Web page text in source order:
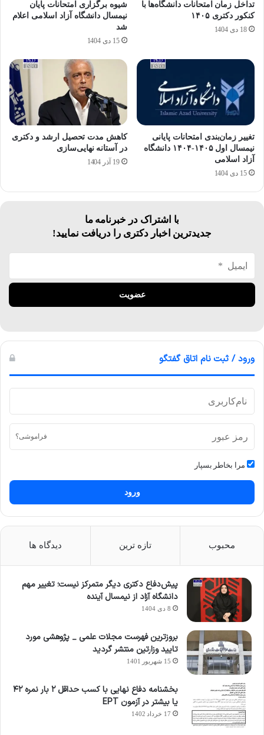
تداخل زمان امتحانات دانشگاه‌ها با
کنکور دکتری ۱۴۰۵
18 دی 1404
شیوه برگزاری امتحانات پایان
نیمسال دانشگاه آزاد اسلامی اعلام
شد
15 دی 1404
تغییر زمان‌بندی امتحانات پایانی
نیمسال اول ۱۴۰۵-۱۴۰۴ دانشگاه
آزاد اسلامی
15 دی 1404
کاهش مدت تحصیل ارشد و دکتری
در آستانه نهایی‌سازی
19 آذر 1404
با اشتراک در خبرنامه ما
جدیدترین اخبار دکتری را دریافت نمایید!
ورود / ثبت نام اتاق گفتگو
فراموشی؟
مرا بخاطر بسپار
ورود
محبوب تازه ترین دیدگاه ها
پیش‌دفاع دکتری دیگر متمرکز نیست؛ تغییر مهم
دانشگاه آزاد از نیمسال آینده
8 دی 1404
بروزترین فهرست مجلات علمی _ پژوهشی مورد
تایید وزارتین منتشر گردید
15 شهریور 1401
بخشنامه دفاع نهایی با کسب حداقل ۲ بار نمره ۴۲
یا بیشتر در آزمون EPT
17 خرداد 1402